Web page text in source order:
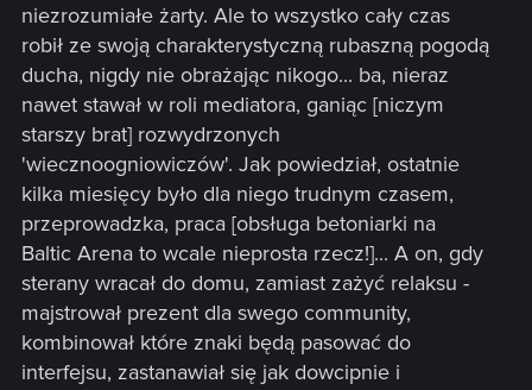
niezrozumiałe żarty. Ale to wszystko cały czas
robił ze swoją charakterystyczną rubaszną pogodą
ducha, nigdy nie obrażając nikogo... ba, nieraz
nawet stawał w roli mediatora, ganiąc [niczym
starszy brat] rozwydrzonych
'wiecznoogniowiczów'. Jak powiedział, ostatnie
kilka miesięcy było dla niego trudnym czasem,
przeprowadzka, praca [obsługa betoniarki na
Baltic Arena to wcale nieprosta rzecz!]... A on, gdy
sterany wracał do domu, zamiast zażyć relaksu -
majstrował prezent dla swego community,
kombinował które znaki będą pasować do
interfejsu, zastanawiał się jak dowcipnie i